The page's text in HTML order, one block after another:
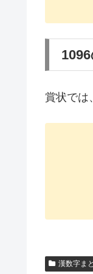
賞状では
漢数字ま